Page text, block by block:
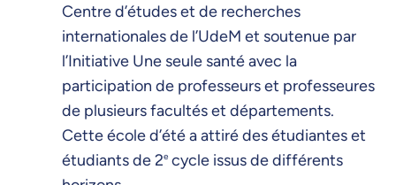
Centre d’études et de recherches
internationales de l’UdeM et soutenue par
l’Initiative Une seule santé avec la
participation de professeurs et professeures
de plusieurs facultés et départements.
Cette école d’été a attiré des étudiantes et
étudiants de 2e cycle issus de différents